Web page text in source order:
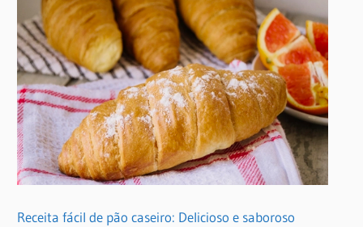
Receita fácil de pão caseiro: Delicioso e saboroso